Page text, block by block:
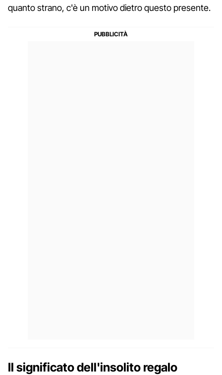
quanto strano, c'è un motivo dietro questo presente.
Il significato dell'insolito regalo